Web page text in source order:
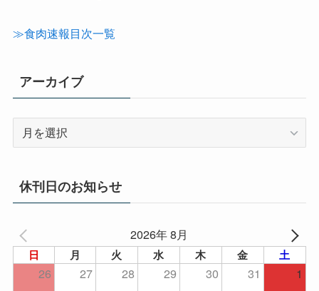
≫食肉速報目次一覧
アーカイブ
イ
ブ
休刊日のお知らせ
2026年 8月
日 月 火 水 木 金 土
26 27 28 29 30 31
1